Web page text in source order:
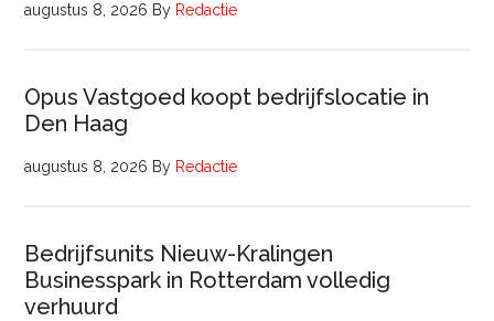
augustus 8, 2026 By Redactie
Opus Vastgoed koopt bedrijfslocatie in
Den Haag
augustus 8, 2026 By Redactie
Bedrijfsunits Nieuw-Kralingen
Businesspark in Rotterdam volledig
verhuurd